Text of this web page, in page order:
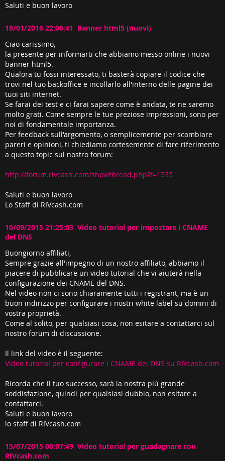
Saluti e buon lavoro
18/01/2016 22:06:41 Banner html5 (nuovi)
Ciao carissimo,
la presente per informarti che abbiamo messo online i nuovi
banner html5.
Qualora tu fossi interessato, ti basterà copiare il codice che
trovi nel tuo backoffice e incollarlo all'interno delle pagine dei
tuoi siti internet.
Se farai dei test e ci farai sapere come è andata, te ne saremo
molto grati. Come sempre le tue preziose impressioni, sono per
noi di fondamentale importanza.
Per feedback sull'argomento, o semplicemente per scambiare
pareri e opinioni, ti chiediamo cortesemente di fare riferimento
a questo topic sul nostro forum:
http://forum.rivcash.com/showthread.php?t=1535
Saluti e buon lavoro
Lo Staff di RIVcash.com
10/09/2015 21:25:03 Video tutorial per impostare i CNAME
del DNS
Buongiorno affiliati,
Sempre grazie all'impegno di un nostro affiliato, abbiamo il
piacere di pubblicare un video tutorial che vi aiuterà nella
configurazione dei CNAME del DNS.
Nel video non ci sono chiaramente tutti i registrant, ma è un
buon indirizzo per configurare i nostri white label su domini di
vostra proprietà.
Come al solito, per qualsiasi cosa, non esitare a contattarci sul
nostro forum di discussione.
Il link del video è il seguente:
Video tutorial per configurare i CNAME dei DNS su RIVcash.com
Ricorda che il tuo successo, sarà la nostra più grande
soddisfazione, quindi per qualsiasi dubbio, non esitare a
contattarci.
Saluti e buon lavoro
lo staff di RIVcash.com
15/07/2015 00:07:49 Video tutorial per guadagnare con
RIVcash.com